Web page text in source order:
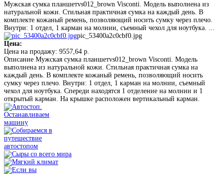
Мужская сумка планшетvs012_brown Visconti. Модель выполнена из
натуральной кожи. Стильная практичная сумка на каждый день. В
комплекте кожаный ремень, позволяющий носить сумку через плечо.
Внутри: 1 отдел, 1 карман на молнии, съемный чехол для ноутбука. ...
pic_53400a2c0cbf0.jpg
Цена:
Цена на продажу: 9557,64 р.
Описание Мужская сумка планшетvs012_brown Visconti. Модель
выполнена из натуральной кожи. Стильная практичная сумка на
каждый день. В комплекте кожаный ремень, позволяющий носить
сумку через плечо. Внутри: 1 отдел, 1 карман на молнии, съемный
чехол для ноутбука. Спереди находятся 1 отделение на молнии и 1
открытый карман. На крышке расположен вертикальный карман.